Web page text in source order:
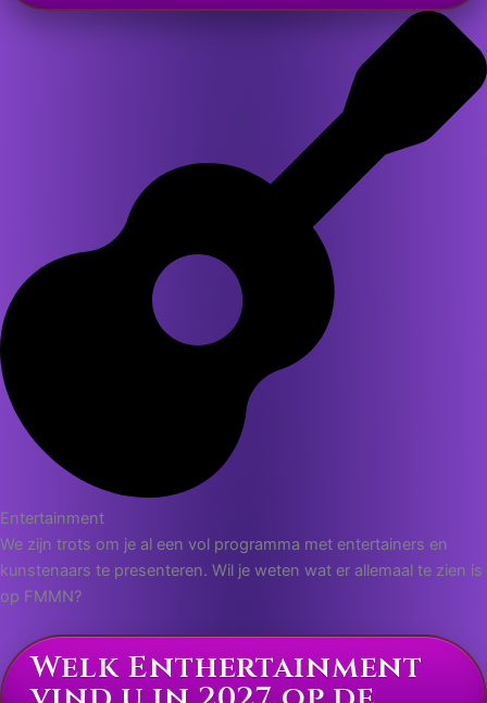
Entertainment
We zijn trots om je al een vol programma met entertainers en
kunstenaars te presenteren. Wil je weten wat er allemaal te zien is
op FMMN?
Welk Enthertainment